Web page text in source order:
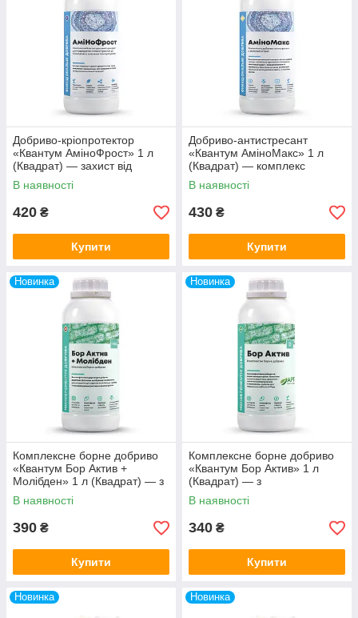
Добриво-кріопротектор
«Квантум АміноФрост» 1 л
(Квадрат) — захист від
заморозків і приморозків
В наявності
420 ₴
Купити
Добриво-антистресант
«Квантум АміноМакс» 1 л
(Квадрат) — комплекс
амінокислот проти
посушливості та стресів
В наявності
430 ₴
Купити
Новинка
Комплексне борне добриво
«Квантум Бор Актив +
Молібден» 1 л (Квадрат) — з
молібденом і кобальтом для
бобових і олійних культів
В наявності
390 ₴
Купити
Новинка
Комплексне борне добриво
«Квантум Бор Актив» 1 л
(Квадрат) — з
амінокислотами та
поліолами
В наявності
340 ₴
Купити
Новинка Новинка